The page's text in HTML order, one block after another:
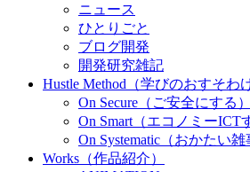
ニュース
ひとりごと
ブログ開発
開発研究雑記
Hustle Method（学びのおすそわ
On Secure（ご安全にする）
On Smart（エコノミーICT
On Systematic（おかたい雑
Works（作品紹介）